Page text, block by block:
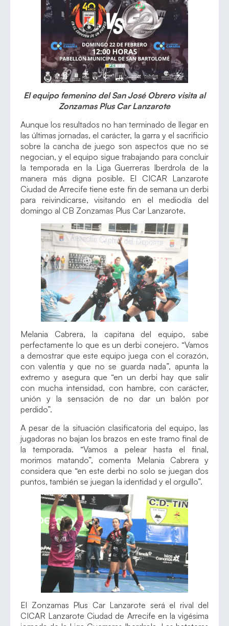
El equipo femenino del San José Obrero visita al
Zonzamas Plus Car Lanzarote
Aunque los resultados no han terminado de llegar en
las últimas jornadas, el carácter, la garra y el sacrificio
sobre la cancha de juego son aspectos que no se
negocian, y el equipo sigue trabajando para concluir
la temporada en la Liga Guerreras Iberdrola de la
manera más digna posible. El CICAR Lanzarote
Ciudad de Arrecife tiene este fin de semana un derbi
para reivindicarse, visitando en el mediodía del
domingo al CB Zonzamas Plus Car Lanzarote.
Melania Cabrera, la capitana del equipo, sabe
perfectamente lo que es un derbi conejero. “Vamos
a demostrar que este equipo juega con el corazón,
con valentía y que no se guarda nada”, apunta la
extremo y asegura que “en un derbi hay que salir
con mucha intensidad, con hambre, con carácter,
unión y la sensación de no dar un balón por
perdido”.
A pesar de la situación clasificatoria del equipo, las
jugadoras no bajan los brazos en este tramo final de
la temporada. “Vamos a pelear hasta el final,
morimos matando”, comenta Melania Cabrera y
considera que “en este derbi no solo se juegan dos
puntos, también se juegan la identidad y el orgullo”.
El Zonzamas Plus Car Lanzarote será el rival del
CICAR Lanzarote Ciudad de Arrecife en la vigésima